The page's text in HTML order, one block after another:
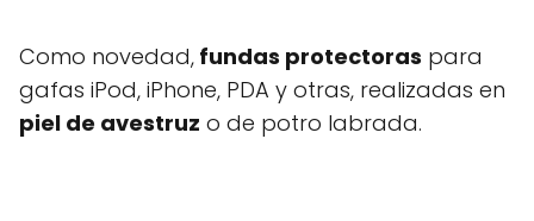
Como novedad, fundas protectoras para
gafas iPod, iPhone, PDA y otras, realizadas en
piel de avestruz o de potro labrada.